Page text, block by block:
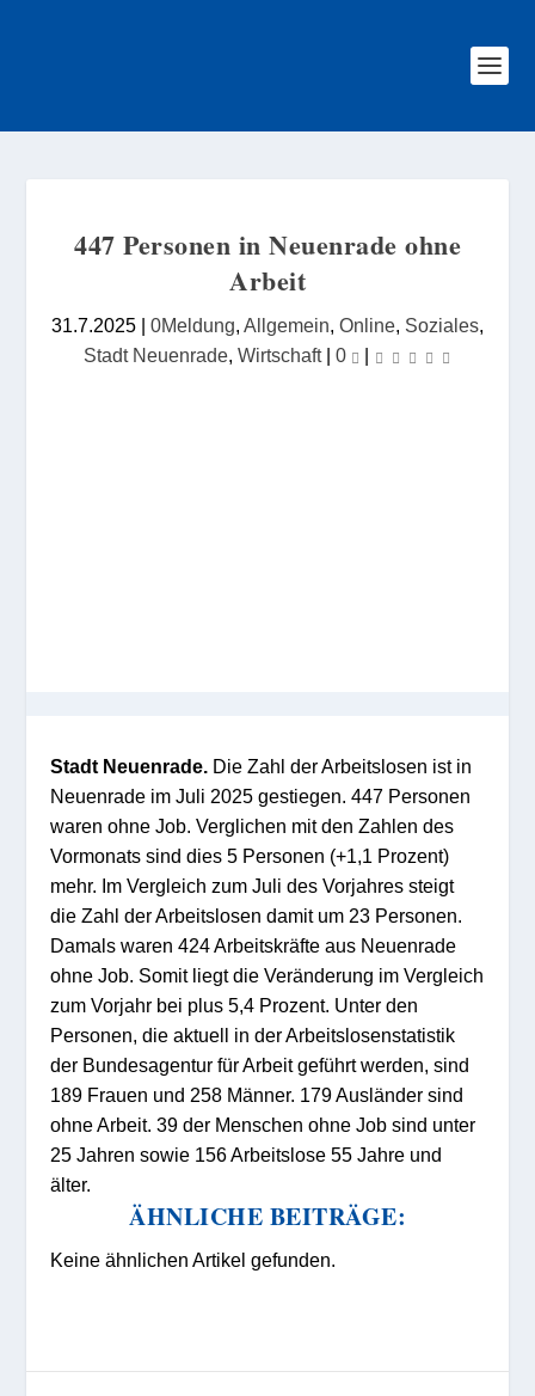
447 Personen in Neuenrade ohne
Arbeit
31.7.2025 | 0Meldung, Allgemein, Online, Soziales,
Stadt Neuenrade, Wirtschaft| 0 |
Stadt Neuenrade. Die Zahl der Arbeitslosen ist in
Neuenrade im Juli 2025 gestiegen. 447 Personen
waren ohne Job. Verglichen mit den Zahlen des
Vormonats sind dies 5 Personen (+1,1 Prozent)
mehr. Im Vergleich zum Juli des Vorjahres steigt
die Zahl der Arbeitslosen damit um 23 Personen.
Damals waren 424 Arbeitskräfte aus Neuenrade
ohne Job. Somit liegt die Veränderung im Vergleich
zum Vorjahr bei plus 5,4 Prozent. Unter den
Personen, die aktuell in der Arbeitslosenstatistik
der Bundesagentur für Arbeit geführt werden, sind
189 Frauen und 258 Männer. 179 Ausländer sind
ohne Arbeit. 39 der Menschen ohne Job sind unter
25 Jahren sowie 156 Arbeitslose 55 Jahre und
älter.
ÄHNLICHE BEITRÄGE:
Keine ähnlichen Artikel gefunden.